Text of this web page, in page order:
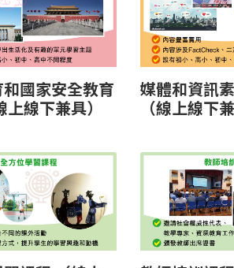
國家安全教育
線下兼具）
媒體和資訊
（線上線下